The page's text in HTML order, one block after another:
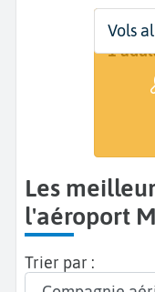
Départ
Dates
Dates
1
Vols
Les meilleurs prix Air Transat à
l'aéroport
Trier par :